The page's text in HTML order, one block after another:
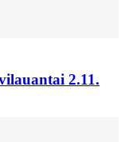
2.11.